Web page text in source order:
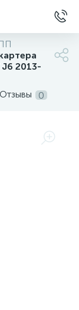
J6 2013-
Отзывы 0